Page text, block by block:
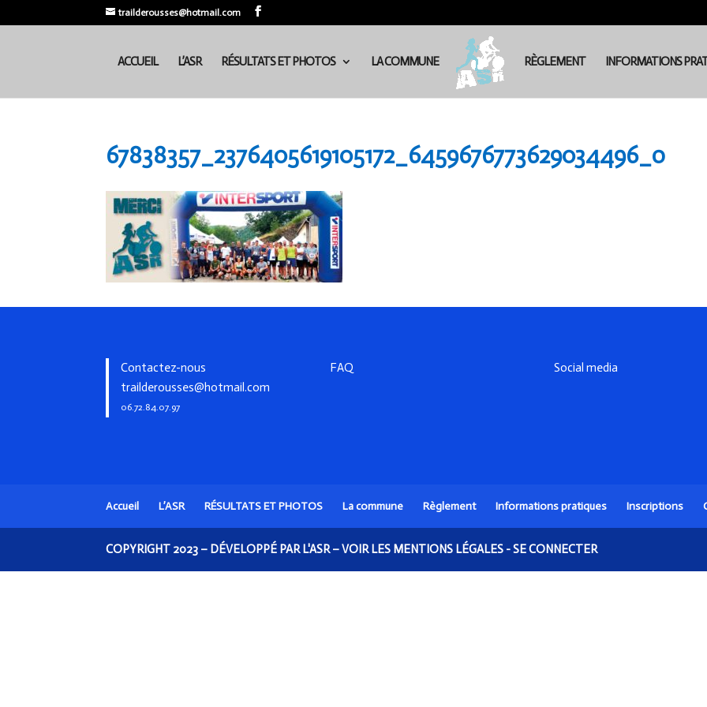
trailderousses@hotmail.com
ACCUEIL L’ASR RÉSULTATS ET PHOTOS LA COMMUNE RÈGLEMENT INFORMATIONS
67838357_2376405619105172_6459676773629034496_o
Contactez-nous
trailderousses@hotmail.com
06.72.84.07.97
FAQ Social media
Accueil L’ASR RÉSULTATS ET PHOTOS La commune Règlement Informations pratiques Inscriptions
COPYRIGHT 2023 – DÉVELOPPÉ PAR L'ASR –VOIR LES MENTIONS LÉGALES -SE CONNECTER